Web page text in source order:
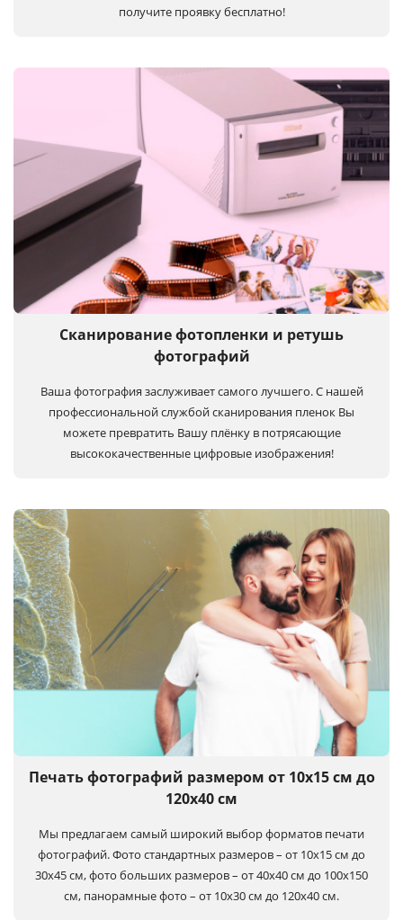
получите проявку бесплатно!
Сканирование фотопленки и ретушь
фотографий
Ваша фотография заслуживает самого лучшего. С нашей
профессиональной службой сканирования пленок Вы
можете превратить Вашу плёнку в потрясающие
высококачественные цифровые изображения!
Печать фотографий размером от 10х15 см до
120х40 см
Мы предлагаем самый широкий выбор форматов печати
фотографий. Фото стандартных размеров – от 10х15 см до
30х45 см, фото больших размеров – от 40х40 см до 100x150
см, панорамные фото – от 10х30 см до 120х40 см.